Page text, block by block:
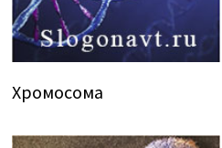
Хромосома